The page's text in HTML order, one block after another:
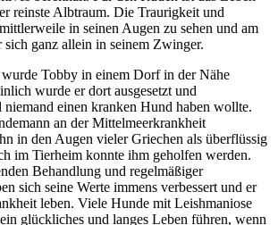
reinste Albtraum. Die Traurigkeit und
in seinen Augen zu sehen und am
sich ganz allein in seinem Zwinger.
Tobby in einem Dorf in der Nähe
wurde er dort ausgesetzt und
niemand einen kranken Hund haben wollte.
an der Mittelmeerkrankheit
in den Augen vieler Griechen als überflüssig
im Tierheim konnte ihm geholfen werden.
Behandlung und regelmäßiger
sich seine Werte immens verbessert und er
leben. Viele Hunde mit Leishmaniose
glückliches und langes Leben führen, wenn